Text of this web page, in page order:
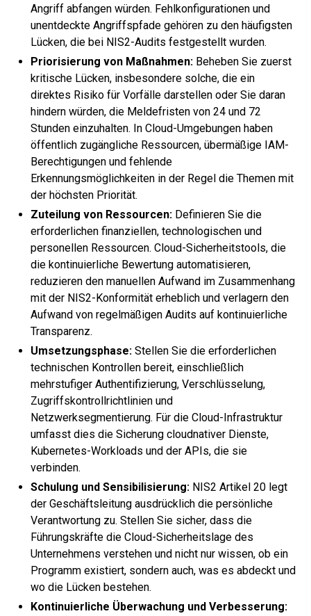
Angriff abfangen würden. Fehlkonfigurationen und
unentdeckte Angriffspfade gehören zu den häufigsten
Lücken, die bei NIS2-Audits festgestellt wurden.
Priorisierung von Maßnahmen: Beheben Sie zuerst
kritische Lücken, insbesondere solche, die ein
direktes Risiko für Vorfälle darstellen oder Sie daran
hindern würden, die Meldefristen von 24 und 72
Stunden einzuhalten. In Cloud-Umgebungen haben
öffentlich zugängliche Ressourcen, übermäßige IAM-
Berechtigungen und fehlende
Erkennungsmöglichkeiten in der Regel die Themen mit
der höchsten Priorität.
Zuteilung von Ressourcen: Definieren Sie die
erforderlichen finanziellen, technologischen und
personellen Ressourcen. Cloud-Sicherheitstools, die
die kontinuierliche Bewertung automatisieren,
reduzieren den manuellen Aufwand im Zusammenhang
mit der NIS2-Konformität erheblich und verlagern den
Aufwand von regelmäßigen Audits auf kontinuierliche
Transparenz.
Umsetzungsphase: Stellen Sie die erforderlichen
technischen Kontrollen bereit, einschließlich
mehrstufiger Authentifizierung, Verschlüsselung,
Zugriffskontrollrichtlinien und
Netzwerksegmentierung. Für die Cloud-Infrastruktur
umfasst dies die Sicherung cloudnativer Dienste,
Kubernetes-Workloads und der APIs, die sie
verbinden.
Schulung und Sensibilisierung: NIS2 Artikel 20 legt
der Geschäftsleitung ausdrücklich die persönliche
Verantwortung zu. Stellen Sie sicher, dass die
Führungskräfte die Cloud-Sicherheitslage des
Unternehmens verstehen und nicht nur wissen, ob ein
Programm existiert, sondern auch, was es abdeckt und
wo die Lücken bestehen.
Kontinuierliche Überwachung und Verbesserung: